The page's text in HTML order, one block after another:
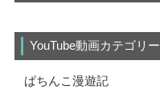
YouTube動画カテゴリー
ぱちんこ漫遊記